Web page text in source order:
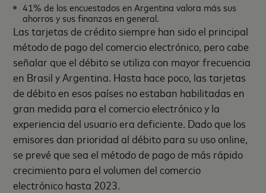
41% de los encuestados en Argentina valora más sus
ahorros y sus finanzas en general.
Las tarjetas de crédito siempre han sido el principal
método de pago del comercio electrónico, pero cabe
señalar que el débito se utiliza con mayor frecuencia
en Brasil y Argentina. Hasta hace poco, las tarjetas
de débito en esos países no estaban habilitadas en
gran medida para el comercio electrónico y la
experiencia del usuario era deficiente. Dado que los
emisores dan prioridad al débito para su uso online,
se prevé que sea el método de pago de más rápido
crecimiento para el volumen del comercio
electrónico hasta 2023.